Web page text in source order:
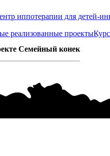
иппотерапии для детей-
реализованные проекты
Семейный конек